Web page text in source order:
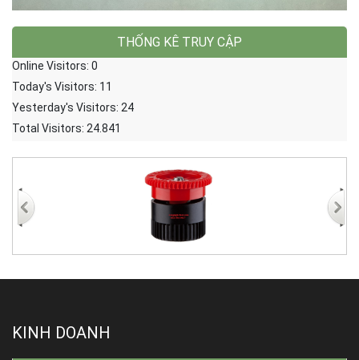
THỐNG KÊ TRUY CẬP
Online Visitors: 0
Today's Visitors: 11
Yesterday's Visitors: 24
Total Visitors: 24.841
KINH DOANH